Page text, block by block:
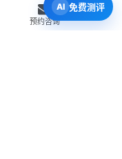
预约咨询
免费测评